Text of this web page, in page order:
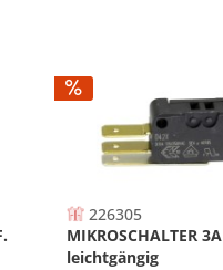
226305
MIKROSCHALTER 3A
leichtgängig